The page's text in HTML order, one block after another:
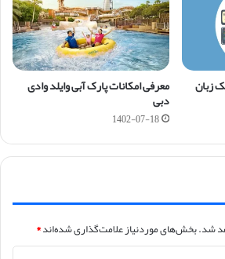
زبان معرفی امکانات پارک آبی وایلد وادی
دبی
1402-07-18
شد.بخش‌های موردنیاز علامت‌گذاری شده‌اند*